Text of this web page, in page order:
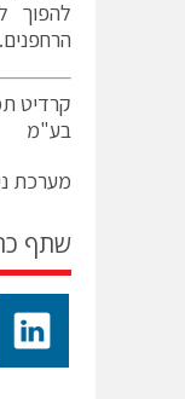
להפוך
הרחפנים.
קרדיט
בע"מ
מערכת
שתף